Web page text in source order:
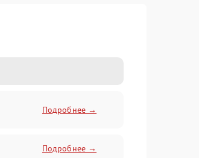
Подробнее →
Подробнее →